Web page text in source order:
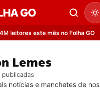
GO
leitores este mês no Folha GO
Lemes
publicadas
notícias e manchetes de